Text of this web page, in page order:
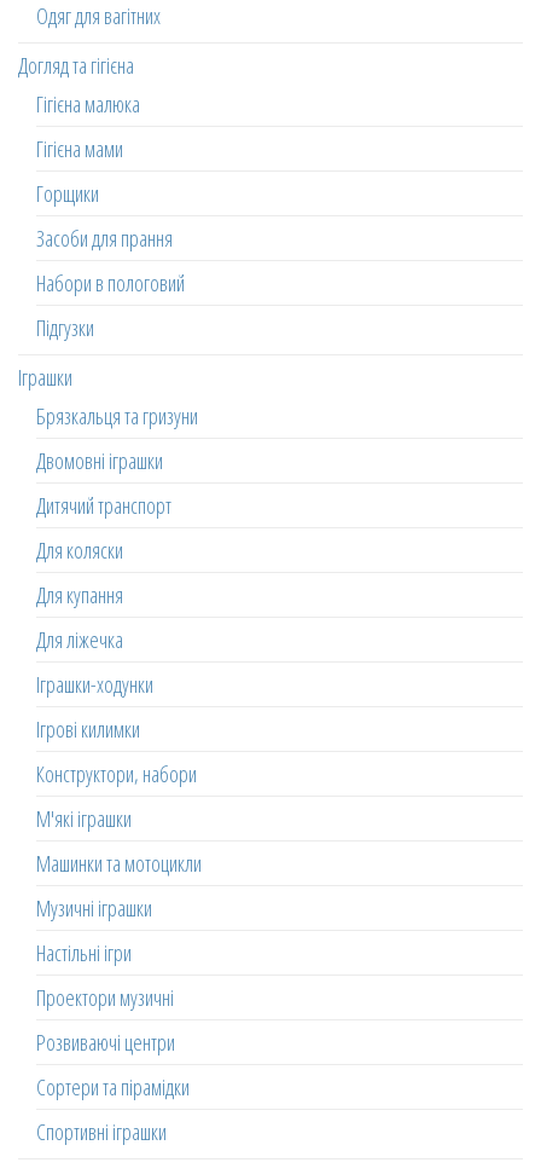
Одяг для вагітних
Догляд та гігієна
Гігієна малюка
Гігієна мами
Горщики
Засоби для прання
Набори в пологовий
Підгузки
Іграшки
Брязкальця та гризуни
Двомовні іграшки
Дитячий транспорт
Для коляски
Для купання
Для ліжечка
Іграшки-ходунки
Ігрові килимки
Конструктори, набори
М'які іграшки
Машинки та мотоцикли
Музичні іграшки
Настільні ігри
Проектори музичні
Розвиваючі центри
Сортери та пірамідки
Спортивні іграшки